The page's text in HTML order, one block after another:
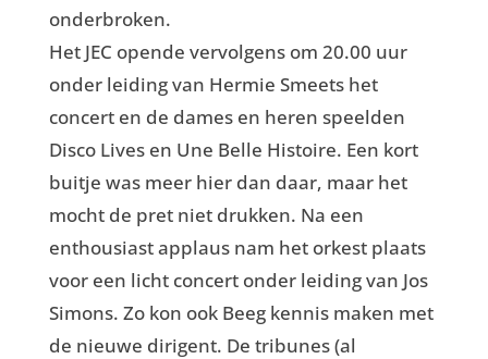
onderbroken.
Het JEC opende vervolgens om 20.00 uur
onder leiding van Hermie Smeets het
concert en de dames en heren speelden
Disco Lives en Une Belle Histoire. Een kort
buitje was meer hier dan daar, maar het
mocht de pret niet drukken. Na een
enthousiast applaus nam het orkest plaats
voor een licht concert onder leiding van Jos
Simons. Zo kon ook Beeg kennis maken met
de nieuwe dirigent. De tribunes (al